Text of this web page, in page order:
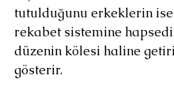
tutulduğunu erkeklerin
rekabet sistemine
düzenin kölesi haline
gösterir.